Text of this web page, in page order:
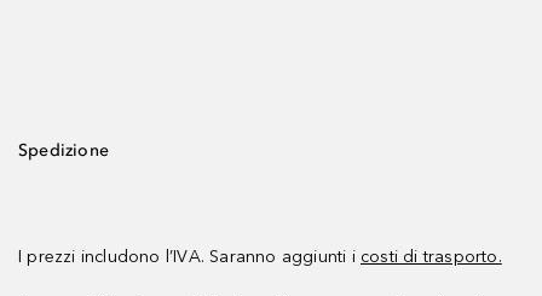
Spedizione
I prezzi includono l’IVA. Saranno aggiunti i costi di trasporto.